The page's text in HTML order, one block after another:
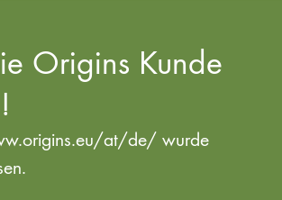
Origins Kunde
at/de/ wurde